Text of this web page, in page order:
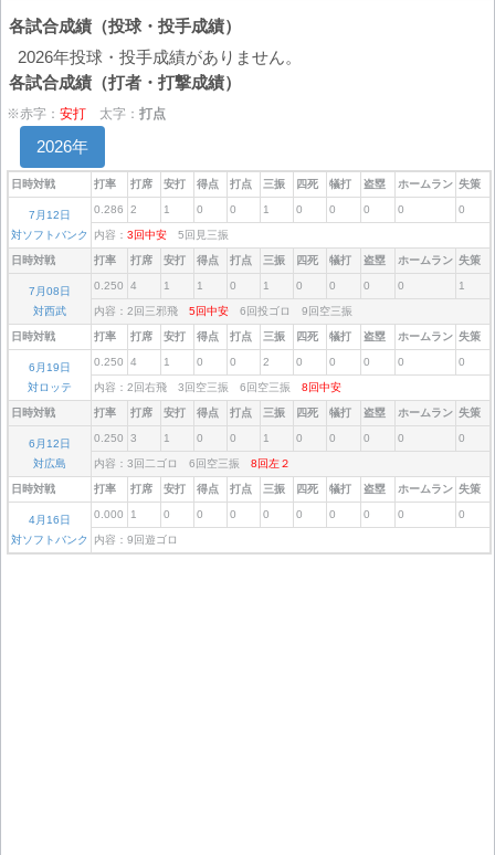
各試合成績（投球・投手成績）
2026年投球・投手成績がありません。
各試合成績（打者・打撃成績）
※赤字： 安打 太字： 打点
2026年
日時対戦 打率 打席 安打 得点 打点 三振 四死 犠打 盗塁 ホームラン 失策
7月12日
対ソフトバンク
0.286 2 1 0 0 1 0 0 0 0 0
内容： 3回中安 5回見三振
日時対戦 打率 打席 安打 得点 打点 三振 四死 犠打 盗塁 ホームラン 失策
7月08日
対西武
0.250 4 1 1 0 1 0 0 0 0 1
内容：2回三邪飛 5回中安 6回投ゴロ 9回空三振
日時対戦 打率 打席 安打 得点 打点 三振 四死 犠打 盗塁 ホームラン 失策
6月19日
対ロッテ
0.250 4 1 0 0 2 0 0 0 0 0
内容：2回右飛 3回空三振 6回空三振 8回中安
日時対戦 打率 打席 安打 得点 打点 三振 四死 犠打 盗塁 ホームラン 失策
6月12日
対広島
0.250 3 1 0 0 1 0 0 0 0 0
内容：3回二ゴロ 6回空三振 8回左２
日時対戦 打率 打席 安打 得点 打点 三振 四死 犠打 盗塁 ホームラン 失策
4月16日
対ソフトバンク
0.000 1 0 0 0 0 0 0 0 0 0
内容：9回遊ゴロ